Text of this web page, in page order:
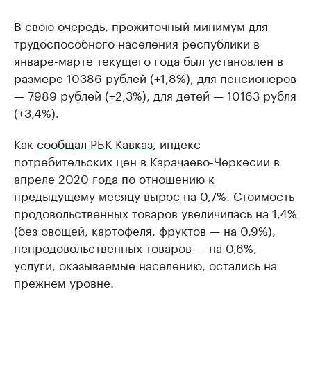
В свою очередь, прожиточный минимум для
трудоспособного населения республики в
январе-марте текущего года был установлен в
размере 10386 рублей (+1,8%), для пенсионеров
— 7989 рублей (+2,3%), для детей — 10163 рубля
(+3,4%).
Как сообщал РБК Кавказ , индекс
потребительских цен в Карачаево-Черкесии в
апреле 2020 года по отношению к
предыдущему месяцу вырос на 0,7%. Стоимость
продовольственных товаров увеличилась на 1,4%
(без овощей, картофеля, фруктов — на 0,9%),
непродовольственных товаров — на 0,6%,
услуги, оказываемые населению, остались на
прежнем уровне.